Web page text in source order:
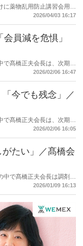
に薬物乱用防止講習会用資
2026/04/03 16:17
員減を危惧」
で髙橋正夫会長は、次期調
関して触れ、会員減少に
2026/02/06 16:47
「今でも残念」／
で髙橋正夫会長は、次期調
がなければやっていない
2026/02/06 16:05
がたい」／髙橋会
中で髙橋正夫会長は調剤報
という感覚を持ってい
2026/01/09 16:13